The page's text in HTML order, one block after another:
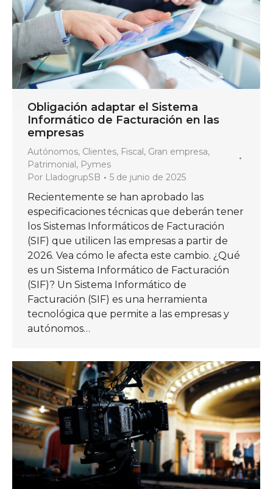
Obligación adaptar el Sistema
Informático de Facturación en las
empresas
Autónomos, Clientes, Fiscal, Gran empresa,
Patrimonial, Pymes
Por LladogrupSB 5 de junio de 2025
Recientemente se han aprobado las
especificaciones técnicas que deberán tener
los Sistemas Informáticos de Facturación
(SIF) que utilicen las empresas a partir de
2026. Vea cómo le afecta este cambio. ¿Qué
es un Sistema Informático de Facturación
(SIF)? Un Sistema Informático de
Facturación (SIF) es una herramienta
tecnológica que permite a las empresas y
autónomos…